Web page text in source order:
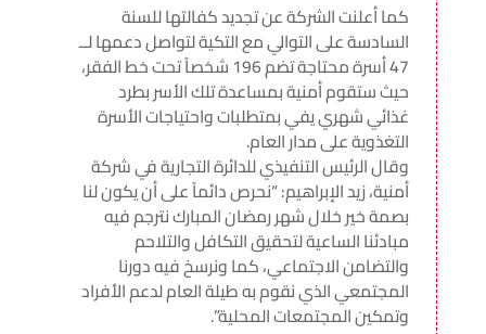
كما أعلنت الشركة عن تجديد كفالتها للسنة
السادسة على التوالي مع التكية لتواصل دعمها لــ
47 أسرة محتاجة تضم 196 شخصاً تحت خط الفقر،
حيث ستقوم أمنية بمساعدة تلك الأسر بطرد
غذائي شهري يفي بمتطلبات واحتياجات الأسرة
التغذوية على مدار العام.
وقال الرئيس التنفيذي للدائرة التجارية في شركة
أمنية، زيد الإبراهيم: “نحرص دائماً على أن يكون لنا
بصمة خير خلال شهر رمضان المبارك نترجم فيه
مبادئنا الساعية لتحقيق التكافل والتلاحم
والتضامن الاجتماعي، كما ونرسخ فيه دورنا
المجتمعي الذي نقوم به طيلة العام لدعم الأفراد
وتمكين المجتمعات المحلية”.